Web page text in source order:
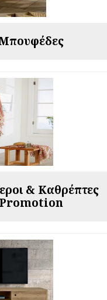
& Καθρέπτες
Promotion